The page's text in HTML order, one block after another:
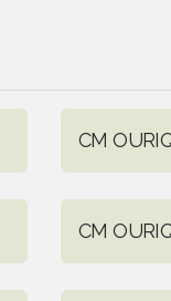
CM
CM